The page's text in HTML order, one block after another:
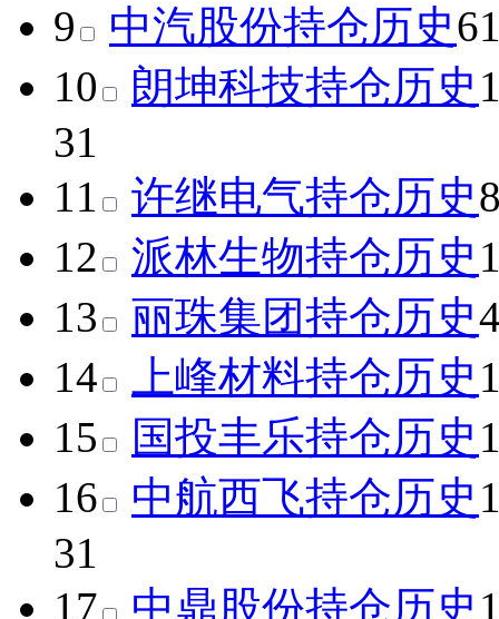
9
中汽股份持仓历史
10
朗坤科技持仓历史
31
11
许继电气持仓历史
12
派林生物持仓历史
13
丽珠集团持仓历史
14
上峰材料持仓历史
15
国投丰乐持仓历史
16
中航西飞持仓历史
31
17
中鼎股份持仓历史